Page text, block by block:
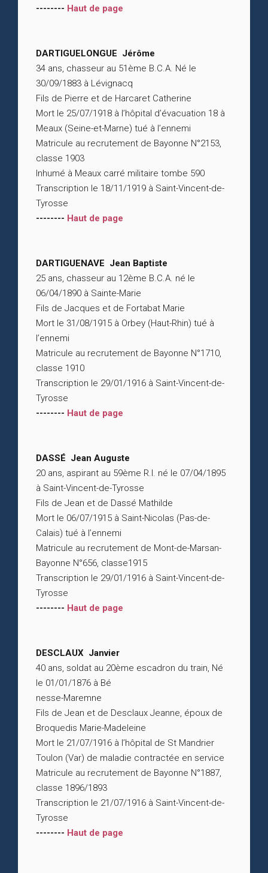
-------- Haut de page
DARTIGUELONGUE Jérôme
34 ans, chasseur au 51ème B.C.A. Né le
30/09/1883 à Lévignacq
Fils de Pierre et de Harcaret Catherine
Mort le 25/07/1918 à l’hôpital d’évacuation 18 à
Meaux (Seine-et-Marne) tué à l’ennemi
Matricule au recrutement de Bayonne N°2153,
classe 1903
Inhumé à Meaux carré militaire tombe 590
Transcription le 18/11/1919 à Saint-Vincent-de-
Tyrosse
-------- Haut de page
DARTIGUENAVE Jean Baptiste
25 ans, chasseur au 12ème B.C.A. né le
06/04/1890 à Sainte-Marie
Fils de Jacques et de Fortabat Marie
Mort le 31/08/1915 à Orbey (Haut-Rhin) tué à
l’ennemi
Matricule au recrutement de Bayonne N°1710,
classe 1910
Transcription le 29/01/1916 à Saint-Vincent-de-
Tyrosse
-------- Haut de page
DASSÉ Jean Auguste
20 ans, aspirant au 59ème R.I. né le 07/04/1895
à Saint-Vincent-de-Tyrosse
Fils de Jean et de Dassé Mathilde
Mort le 06/07/1915 à Saint-Nicolas (Pas-de-
Calais) tué à l’ennemi
Matricule au recrutement de Mont-de-Marsan-
Bayonne N°656, classe1915
Transcription le 29/01/1916 à Saint-Vincent-de-
Tyrosse
-------- Haut de page
DESCLAUX Janvier
40 ans, soldat au 20ème escadron du train, Né
le 01/01/1876 à Bé
nesse-Maremne
Fils de Jean et de Desclaux Jeanne, époux de
Broquedis Marie-Madeleine
Mort le 21/07/1916 à l’hôpital de St Mandrier
Toulon (Var) de maladie contractée en service
Matricule au recrutement de Bayonne N°1887,
classe 1896/1893
Transcription le 21/07/1916 à Saint-Vincent-de-
Tyrosse
-------- Haut de page